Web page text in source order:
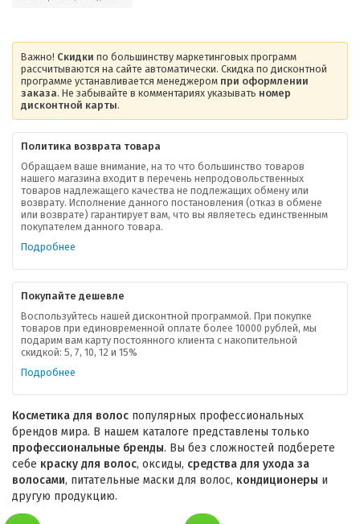
Важно! Скидки по большинству маркетинговых программ
рассчитываются на сайте автоматически. Скидка по дисконтной
программе устанавливается менеджером при оформлении
заказа. Не забывайте в комментариях указывать номер
дисконтной карты.
Политика возврата товара
Обращаем ваше внимание, на то что большинство товаров
нашего магазина входит в перечень непродовольственных
товаров надлежащего качества не подлежащих обмену или
возврату. Исполнение данного постановления (отказ в обмене
или возврате) гарантирует вам, что вы являетесь единственным
покупателем данного товара.
Подробнее
Покупайте дешевле
Воспользуйтесь нашей дисконтной программой. При покупке
товаров при единовременной оплате более 10000 рублей, мы
подарим вам карту постоянного клиента с накопительной
скидкой: 5, 7, 10, 12 и 15%
Подробнее
Косметика для волос популярных профессиональных
брендов мира. В нашем каталоге представлены только
профессиональные бренды. Вы без сложностей подберете
себе краску для волос, оксиды, средства для ухода за
волосами, питательные маски для волос, кондиционеры и
другую продукцию.